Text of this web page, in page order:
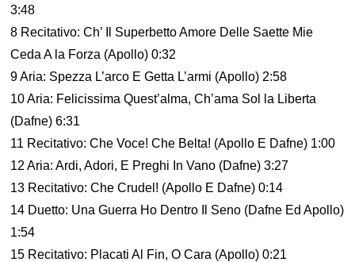
3:48
8 Recitativo: Ch’ Il Superbetto Amore Delle Saette Mie
Ceda A la Forza (Apollo) 0:32
9 Aria: Spezza L’arco E Getta L’armi (Apollo) 2:58
10 Aria: Felicissima Quest’alma, Ch’ama Sol la Liberta
(Dafne) 6:31
11 Recitativo: Che Voce! Che Belta! (Apollo E Dafne) 1:00
12 Aria: Ardi, Adori, E Preghi In Vano (Dafne) 3:27
13 Recitativo: Che Crudel! (Apollo E Dafne) 0:14
14 Duetto: Una Guerra Ho Dentro Il Seno (Dafne Ed Apollo)
1:54
15 Recitativo: Placati Al Fin, O Cara (Apollo) 0:21